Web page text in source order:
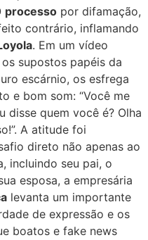
processo por difamação,
contrário, inflamando
. Em um vídeo
supostos papéis da
escárnio, os esfrega
e bom som: “Você me
disse quem você é? Olha
A atitude foi
direto não apenas ao
incluindo seu pai, o
esposa, a empresária
levanta um importante
de expressão e os
boatos e fake news